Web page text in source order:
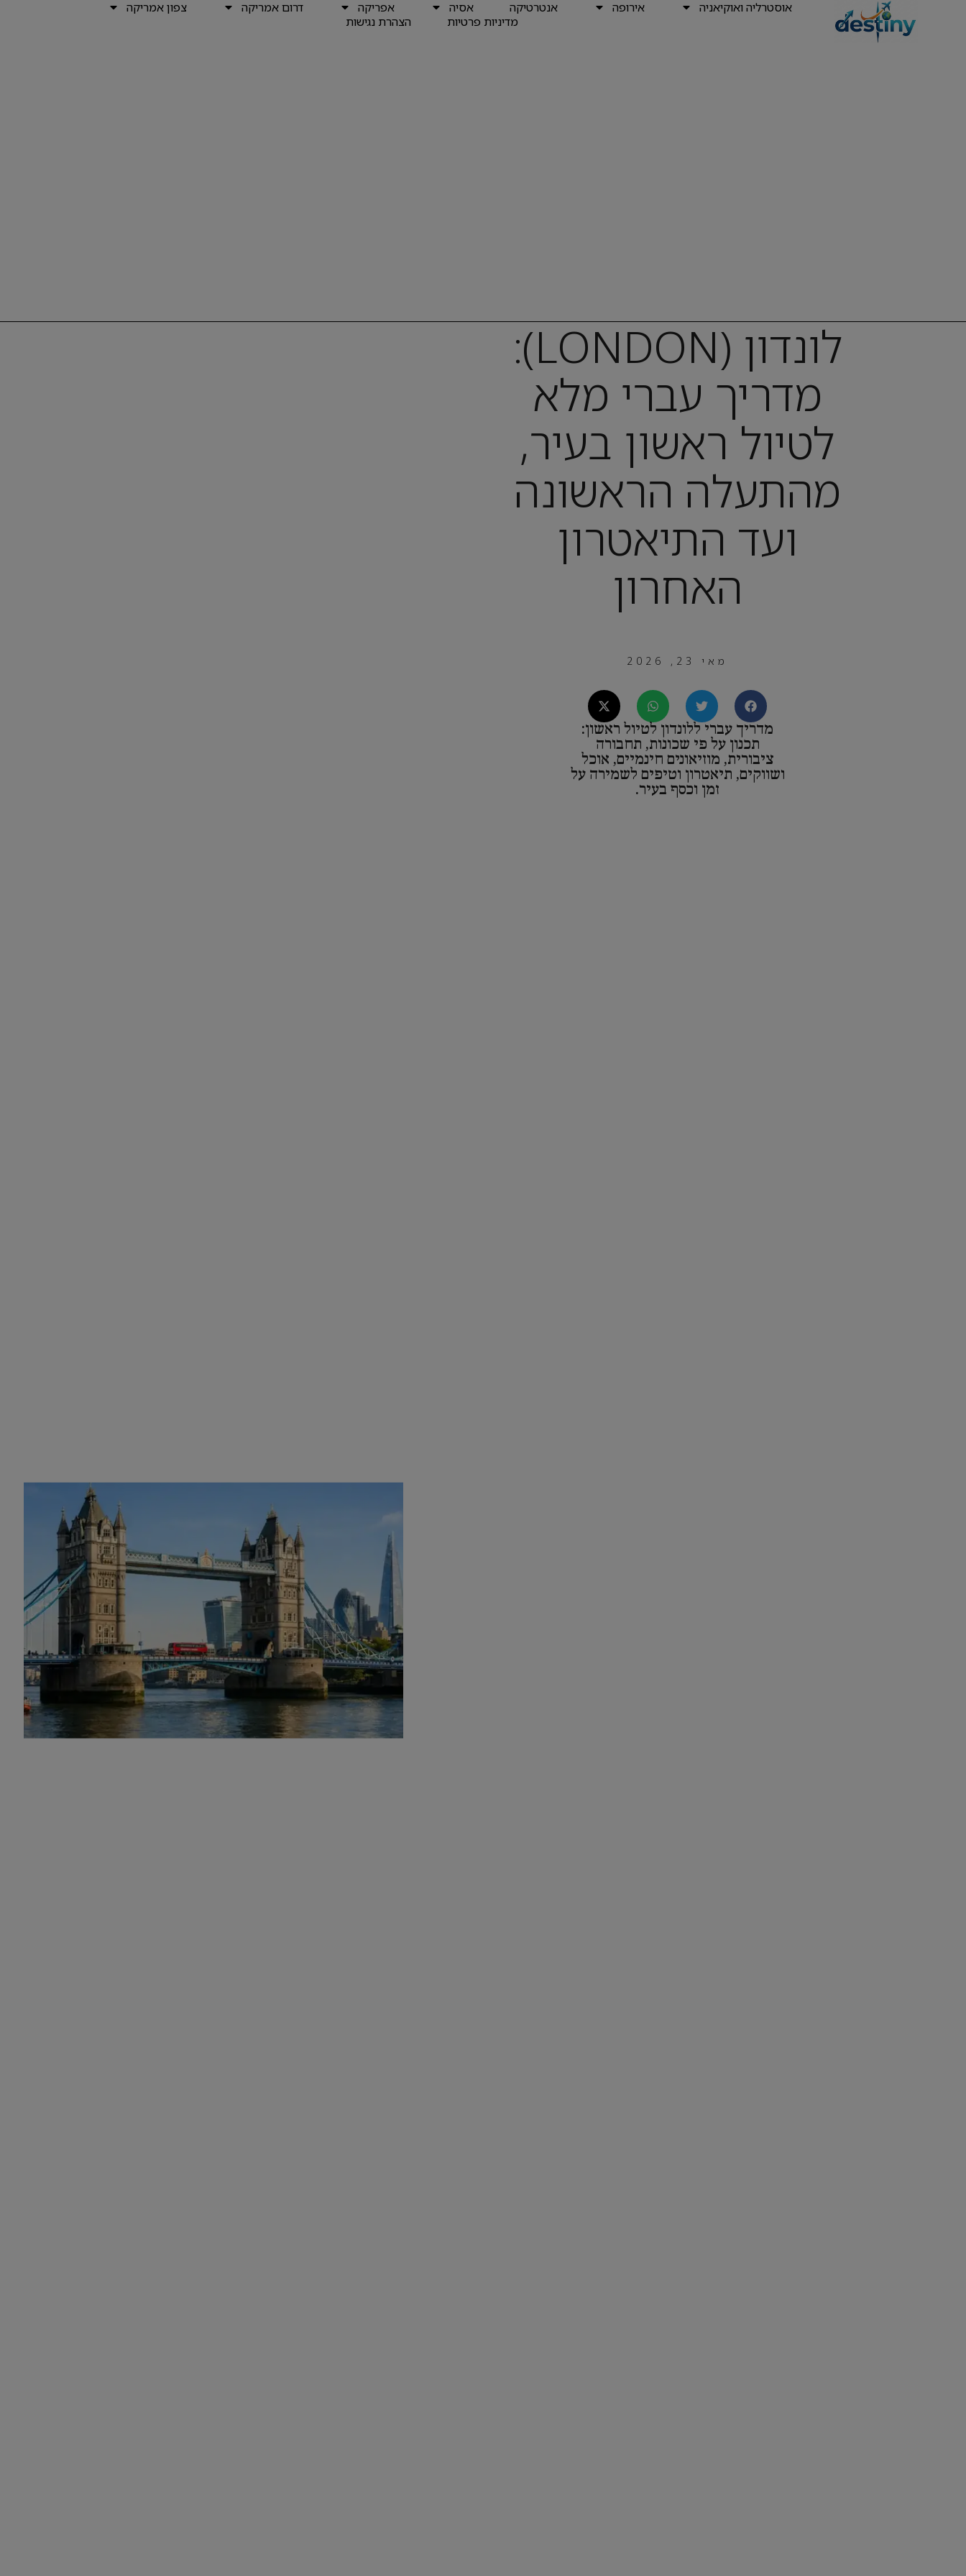
אוסטרליה ואוקיאניה אירופה אנטרטיקה אסיה אפריקה דרום אמריקה
צפון אמריקה
מדיניות פרטיות
הצהרת נגישות
לונדון (LONDON):
מדריך עברי מלא
לטיול ראשון בעיר,
מהתעלה הראשונה
ועד התיאטרון
האחרון
מאי 23, 2026
מדריך עברי ללונדון לטיול ראשון:
תכנון על פי שכונות, תחבורה
ציבורית, מוזיאונים חינמיים, אוכל
ושווקים, תיאטרון וטיפים לשמירה על
זמן וכסף בעיר.